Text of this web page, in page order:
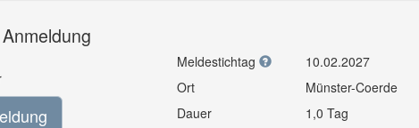
Meldestichtag
10.02.2027
Ort
Münster-Coerde
Dauer
1,0 Tag